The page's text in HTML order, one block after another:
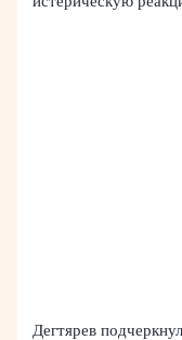
Дегтярев